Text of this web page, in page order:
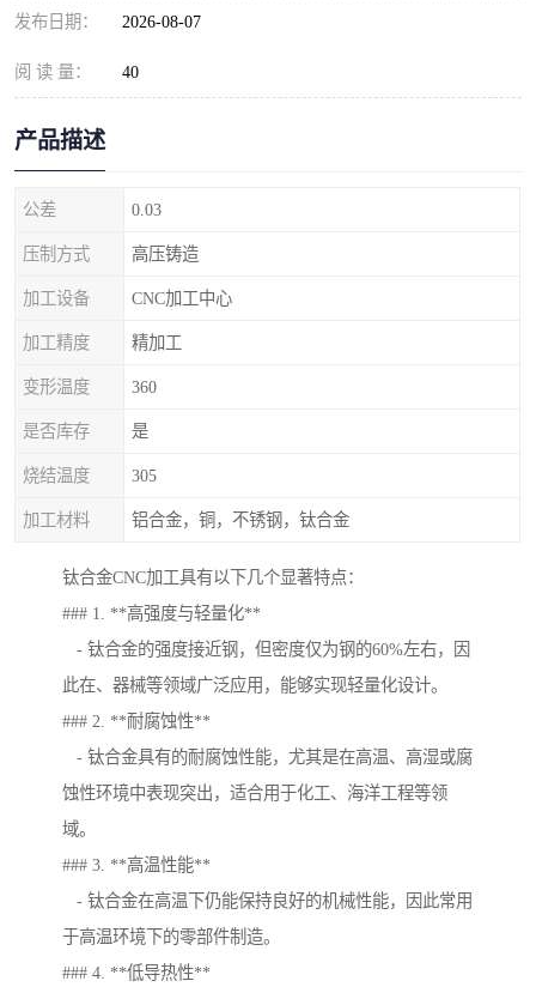
发布日期： 2026-08-07
阅 读 量： 40
产品描述
公差 0.03
压制方式 高压铸造
加工设备 CNC加工中心
加工精度 精加工
变形温度 360
是否库存 是
烧结温度 305
加工材料 铝合金，铜，不锈钢，钛合金
钛合金CNC加工具有以下几个显著特点：
### 1. **高强度与轻量化**
- 钛合金的强度接近钢，但密度仅为钢的60%左右，因
此在、器械等领域广泛应用，能够实现轻量化设计。
### 2. **耐腐蚀性**
- 钛合金具有的耐腐蚀性能，尤其是在高温、高湿或腐
蚀性环境中表现突出，适合用于化工、海洋工程等领
域。
### 3. **高温性能**
- 钛合金在高温下仍能保持良好的机械性能，因此常用
于高温环境下的零部件制造。
### 4. **低导热性**